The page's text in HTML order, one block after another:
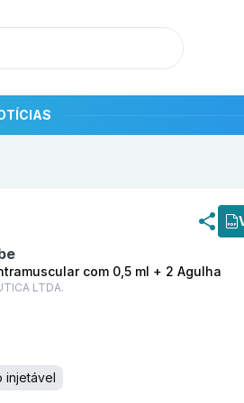
com 0,5 ml + 2 Agulha
LTDA.
injetável